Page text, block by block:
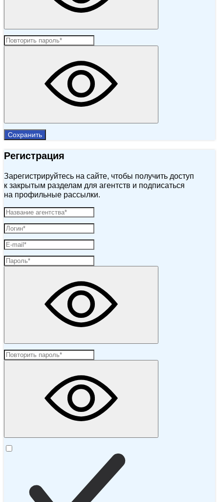
Сохранить
Регистрация
Зарегистрируйтесь на сайте, чтобы получить доступ
к закрытым разделам для агентств и подписаться
на профильные рассылки.